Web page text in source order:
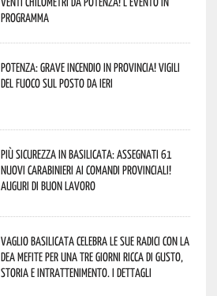
programma
Potenza: grave incendio in Provincia! Vigili
del fuoco sul posto da ieri
Più sicurezza in Basilicata: assegnati 61
nuovi Carabinieri ai Comandi provinciali!
Auguri di buon lavoro
Vaglio Basilicata celebra le sue radici con la
Dea Mefite per una tre giorni ricca di gusto,
storia e intrattenimento. I dettagli